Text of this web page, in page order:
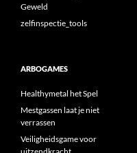
Geweld
zelfinspectie_tools
ARBOGAMES
Healthymetal het Spel
Mestgassen laat je niet
verrassen
Veiligheidsgame voor